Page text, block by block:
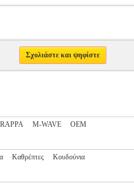
Σχολιάστε και ψηφίστε
M-WAVE
OEM
Καθρέπτες
Κουδούνια